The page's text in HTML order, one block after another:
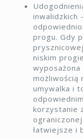
inwalidzkich
progu. Gdy
niskim
możliwością
umywalka i
korzystanie
łatwiejsze i